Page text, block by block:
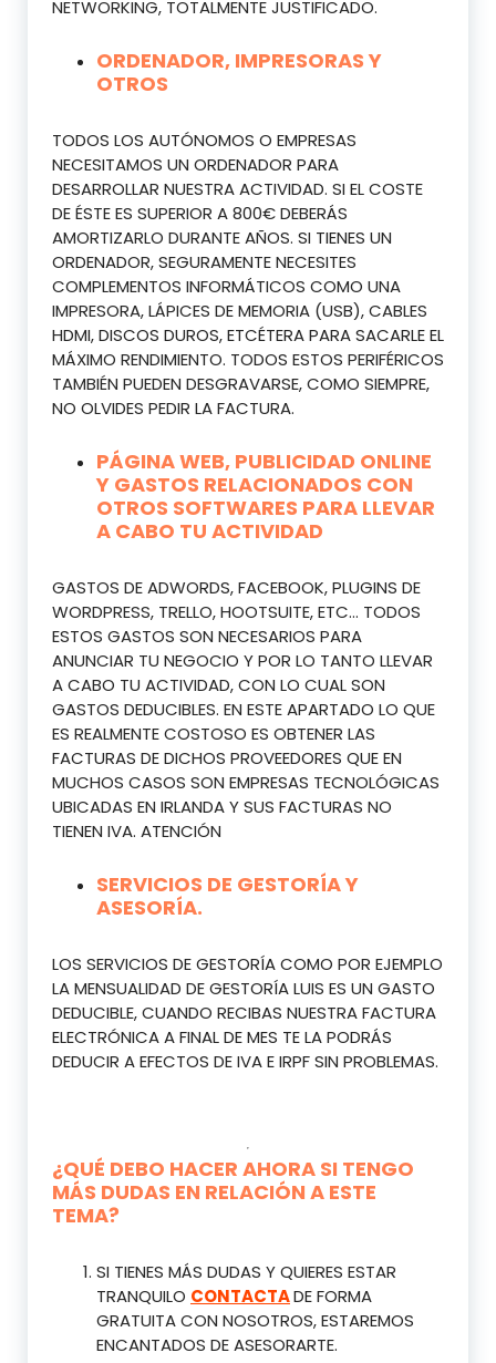
NETWORKING, TOTALMENTE JUSTIFICADO.
ORDENADOR, IMPRESORAS Y
OTROS
TODOS LOS AUTÓNOMOS O EMPRESAS
NECESITAMOS UN ORDENADOR PARA
DESARROLLAR NUESTRA ACTIVIDAD. SI EL COSTE
DE ÉSTE ES SUPERIOR A 800€ DEBERÁS
AMORTIZARLO DURANTE AÑOS. SI TIENES UN
ORDENADOR, SEGURAMENTE NECESITES
COMPLEMENTOS INFORMÁTICOS COMO UNA
IMPRESORA, LÁPICES DE MEMORIA (USB), CABLES
HDMI, DISCOS DUROS, ETCÉTERA PARA SACARLE EL
MÁXIMO RENDIMIENTO. TODOS ESTOS PERIFÉRICOS
TAMBIÉN PUEDEN DESGRAVARSE, COMO SIEMPRE,
NO OLVIDES PEDIR LA FACTURA.
PÁGINA WEB, PUBLICIDAD ONLINE
Y GASTOS RELACIONADOS CON
OTROS SOFTWARES PARA LLEVAR
A CABO TU ACTIVIDAD
GASTOS DE ADWORDS, FACEBOOK, PLUGINS DE
WORDPRESS, TRELLO, HOOTSUITE, ETC… TODOS
ESTOS GASTOS SON NECESARIOS PARA
ANUNCIAR TU NEGOCIO Y POR LO TANTO LLEVAR
A CABO TU ACTIVIDAD, CON LO CUAL SON
GASTOS DEDUCIBLES. EN ESTE APARTADO LO QUE
ES REALMENTE COSTOSO ES OBTENER LAS
FACTURAS DE DICHOS PROVEEDORES QUE EN
MUCHOS CASOS SON EMPRESAS TECNOLÓGICAS
UBICADAS EN IRLANDA Y SUS FACTURAS NO
TIENEN IVA. ATENCIÓN
SERVICIOS DE GESTORÍA Y
ASESORÍA.
LOS SERVICIOS DE GESTORÍA COMO POR EJEMPLO
LA MENSUALIDAD DE GESTORÍA LUIS ES UN GASTO
DEDUCIBLE, CUANDO RECIBAS NUESTRA FACTURA
ELECTRÓNICA A FINAL DE MES TE LA PODRÁS
DEDUCIR A EFECTOS DE IVA E IRPF SIN PROBLEMAS.
¿QUÉ DEBO HACER AHORA SI TENGO
MÁS DUDAS EN RELACIÓN A ESTE
TEMA?
SI TIENES MÁS DUDAS Y QUIERES ESTAR
TRANQUILO CONTACTADE FORMA
GRATUITA CON NOSOTROS, ESTAREMOS
ENCANTADOS DE ASESORARTE.